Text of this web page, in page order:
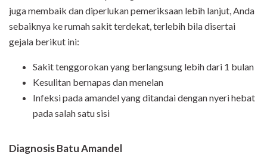
juga membaik dan diperlukan pemeriksaan lebih lanjut, Anda
sebaiknya ke rumah sakit terdekat, terlebih bila disertai
gejala berikut ini:
Sakit tenggorokan yang berlangsung lebih dari 1 bulan
Kesulitan bernapas dan menelan
Infeksi pada amandel yang ditandai dengan nyeri hebat
pada salah satu sisi
Diagnosis Batu Amandel